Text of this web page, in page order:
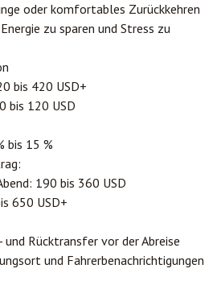
oder komfortables Zurückkehren
zu sparen und Stress zu
bis 420 USD+
bis 120 USD
bis 15 %
190 bis 360 USD
650 USD+
und Rücktransfer vor der Abreise
und Fahrerbenachrichtigungen